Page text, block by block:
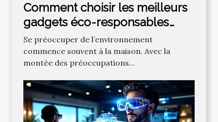
Comment choisir les meilleurs
gadgets éco-responsables
pour la maison ?
Se préoccuper de l’environnement
commence souvent à la maison. Avec la
montée des préoccupations...